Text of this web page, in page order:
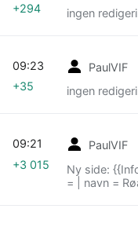
ingen
+294
PaulVIF
ingen
09:23
+35
PaulVIF
Ny side:
= | navn =
09:21
+3 015